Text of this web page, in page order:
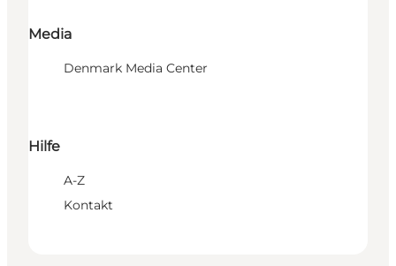
Media
Denmark Media Center
Hilfe
A-Z
Kontakt